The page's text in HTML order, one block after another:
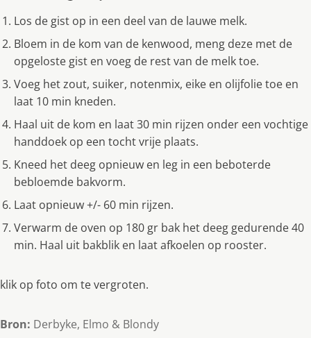
Los de gist op in een deel van de lauwe melk.
Bloem in de kom van de kenwood, meng deze met de
opgeloste gist en voeg de rest van de melk toe.
Voeg het zout, suiker, notenmix, eike en olijfolie toe en
laat 10 min kneden.
Haal uit de kom en laat 30 min rijzen onder een vochtige
handdoek op een tocht vrije plaats.
Kneed het deeg opnieuw en leg in een beboterde
bebloemde bakvorm.
Laat opnieuw +/- 60 min rijzen.
Verwarm de oven op 180 gr bak het deeg gedurende 40
min. Haal uit bakblik en laat afkoelen op rooster.
klik op foto om te vergroten.
Bron: Derbyke, Elmo & Blondy